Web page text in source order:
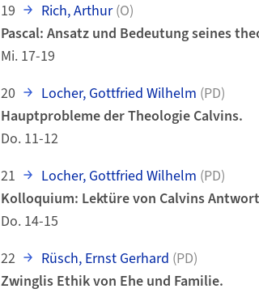
19
Rich, Arthur (O)
Pascal: Ansatz und Bedeutung seines
Mi. 17-19
20
Locher, Gottfried Wilhelm (PD)
Hauptprobleme der Theologie Calvins.
Do. 11-12
21
Locher, Gottfried Wilhelm (PD)
Kolloquium: Lektüre von Calvins
Do. 14-15
22
Rüsch, Ernst Gerhard (PD)
Zwinglis Ethik von Ehe und Familie.